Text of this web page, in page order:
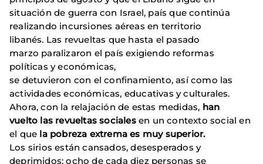
situación de guerra con Israel, país que continúa
realizando incursiones aéreas en territorio
libanés. Las revueltas que hasta el pasado
marzo paralizaron el país exigiendo reformas
políticas y económicas,
se detuvieron con el confinamiento, así como las
actividades económicas, educativas y culturales.
Ahora, con la relajación de estas medidas, han
vuelto las revueltas sociales en un contexto social en
el que la pobreza extrema es muy superior.
Los sirios están cansados, desesperados y
deprimidos: ocho de cada diez personas se